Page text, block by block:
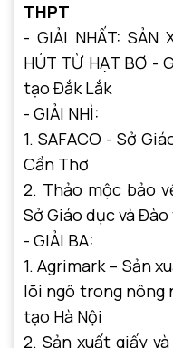
THPT
- GIẢI NHẤT: SẢN
HÚT TỪ HẠT BƠ -
tạo Đắk Lắk
- GIẢI NHÌ:
1. SAFACO - Sở
Cần Thơ
2. Thảo mộc bảo
Sở Giáo dục và
- GIẢI BA:
1. Agrimark – Sản
lõi ngô trong nông
tạo Hà Nội
2. Sản xuất giấy